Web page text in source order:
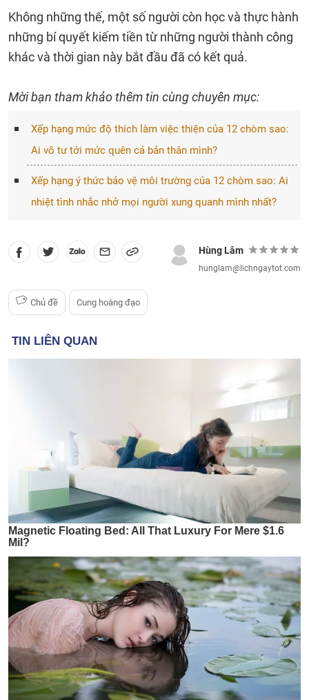
Không những thế, một số người còn học và thực hành
những bí quyết kiếm tiền từ những người thành công
khác và thời gian này bắt đầu đã có kết quả.
Mời bạn tham khảo thêm tin cùng chuyên mục:
Xếp hạng mức độ thích làm việc thiện của 12 chòm sao:
Ai vô tư tới mức quên cả bản thân mình?
Xếp hạng ý thức bảo vệ môi trường của 12 chòm sao: Ai
nhiệt tình nhắc nhở mọi người xung quanh mình nhất?
Hùng Lâm
hunglam@lichngaytot.com
Chủ đề Cung hoàng đạo